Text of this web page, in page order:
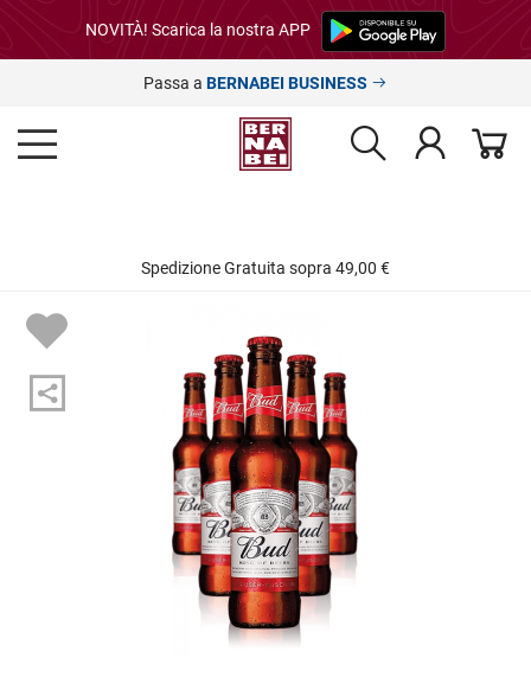
NOVITÀ! Scarica la nostra APP
Passa a BERNABEI BUSINESS
Spedizione Gratuita sopra 49,00 €